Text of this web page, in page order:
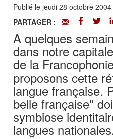
Publié le jeudi 28 octobre
PARTAGER :
A quelques
dans notre
de la
proposons cette
langue française.
belle française"
symbiose
langues